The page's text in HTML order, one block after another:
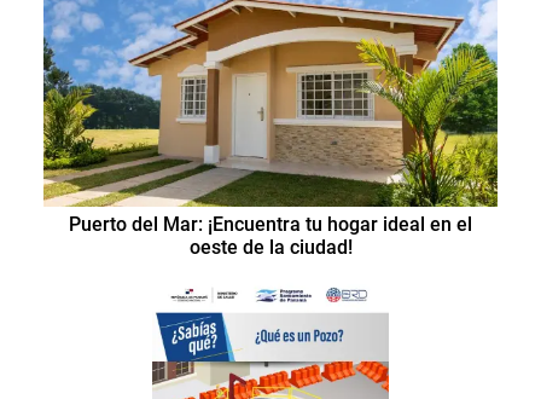
Puerto del Mar: ¡Encuentra tu hogar ideal en el
oeste de la ciudad!